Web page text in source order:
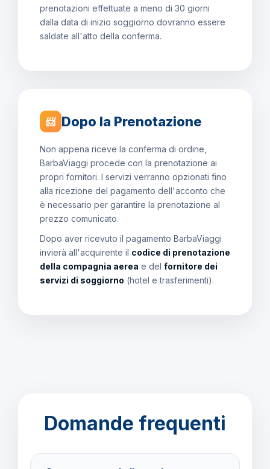
prenotazioni effettuate a meno di 30 giorni
dalla data di inizio soggiorno dovranno essere
saldate all'atto della conferma.
📨 Dopo la Prenotazione
Non appena riceve la conferma di ordine,
BarbaViaggi procede con la prenotazione ai
propri fornitori. I servizi verranno opzionati fino
alla ricezione del pagamento dell'acconto che
è necessario per garantire la prenotazione al
prezzo comunicato.
Dopo aver ricevuto il pagamento BarbaViaggi
invierà all'acquirente il codice di prenotazione
della compagnia aerea e del fornitore dei
servizi di soggiorno (hotel e trasferimenti).
Domande frequenti